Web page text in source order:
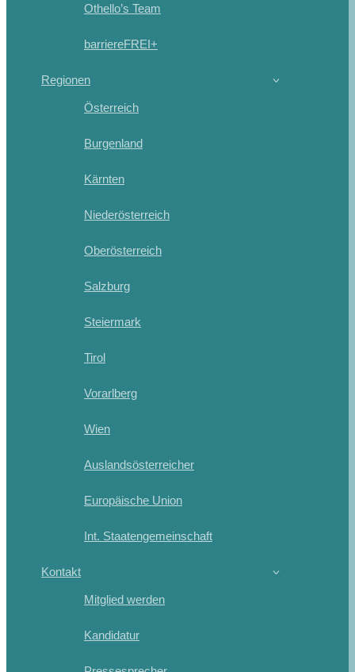
Othello’s Team
barriereFREI+
Regionen
Österreich
Burgenland
Kärnten
Niederösterreich
Oberösterreich
Salzburg
Steiermark
Tirol
Vorarlberg
Wien
Auslandsösterreicher
Europäische Union
Int. Staatengemeinschaft
Kontakt
Mitglied werden
Kandidatur